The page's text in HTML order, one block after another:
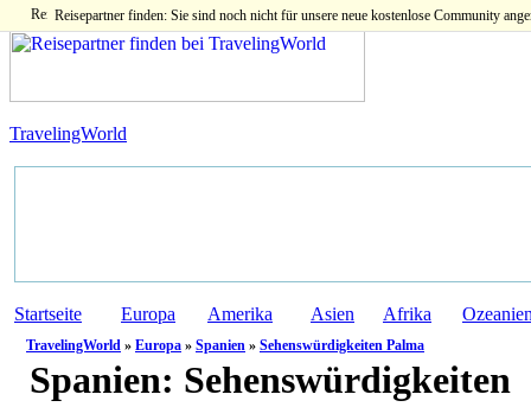
Reisepartner finden: Sie sind noch nicht für unsere neue kostenlose Community
TravelingWorld
Startseite Europa Amerika Asien Afrika
TravelingWorld » Europa » Spanien » Sehenswürdigkeiten Palma
Spanien: Sehenswürdigkeiten